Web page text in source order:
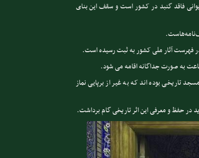
جامع گرگان از ۲ ایوان شرقی و غربی تشکیل شده و از معدود مساجد ۲ ایوانی فاقد گنبد در کشور است و سقف این بنای
به صورت جداگانه اقامه می شود.
تاریخی بوده اند که به غیر از برپایی نماز
در حفظ و معرفی این اثر تاریخی گام برداشت.